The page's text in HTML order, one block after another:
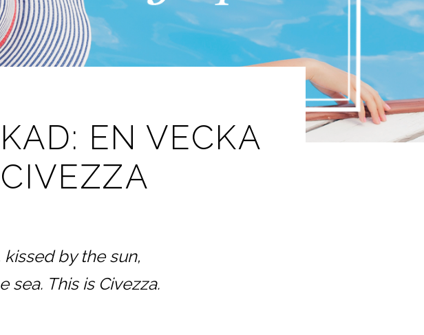
EN VECKA
by the sun,
This is Civezza.